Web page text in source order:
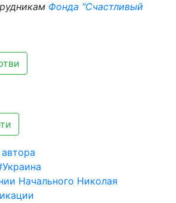
Фонда "Счастливый
Начального Николая